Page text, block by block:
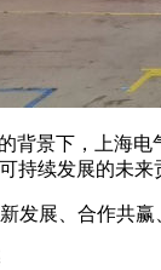
背景下，上海
持续发展的未来
发展、合作共